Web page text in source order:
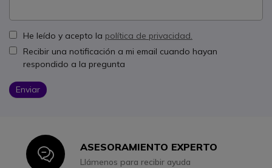
He leído y acepto la política de privacidad.
Recibir una notificación a mi email cuando hayan
respondido a la pregunta
Enviar
IconASESORAMIENTO EXPERTO
Llámenos para recibir ayuda